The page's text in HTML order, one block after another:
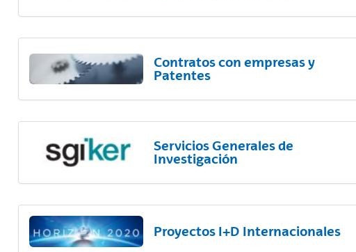
Contratos con empresas y
Patentes
Servicios Generales de
Investigación
Proyectos I+D Internacionales